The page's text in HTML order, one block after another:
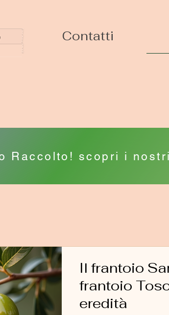
Contatti
Raccolto! scopri i
Il frantoio
frantoio Toscano
eredità